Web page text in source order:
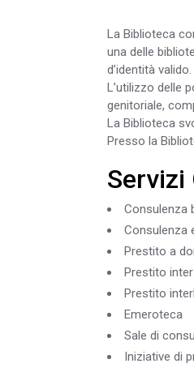
La Biblioteca
una delle
d’identità valido.
L’utilizzo delle
genitoriale,
La Biblioteca
Presso la
Consulenza
Consulenza
Prestito a
Prestito
Prestito
Emeroteca
Sale di
Iniziative di